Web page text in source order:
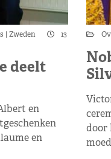
Zweden
13
deelt
en
en
door